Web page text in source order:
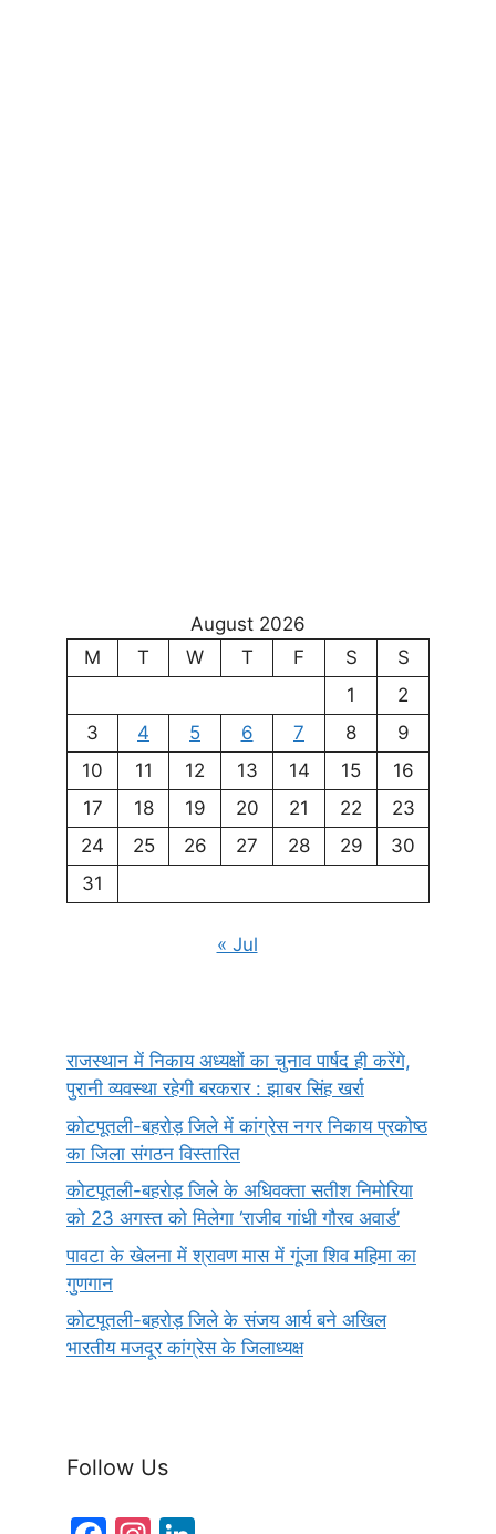
August 2026
M
T W T F S
S
1
2
3
4 5 6 7 8
9
10
11 12 13 14 15
16
17
18 19 20 21 22
23
24
25 26 27 28 29
30
31
« Jul
राजस्थान में निकाय अध्यक्षों का चुनाव पार्षद ही करेंगे,
पुरानी व्यवस्था रहेगी बरकरार : झाबर सिंह खर्रा
कोटपूतली-बहरोड़ जिले में कांग्रेस नगर निकाय प्रकोष्ठ
का जिला संगठन विस्तारित
कोटपूतली-बहरोड़ जिले के अधिवक्ता सतीश निमोरिया
को 23 अगस्त को मिलेगा ‘राजीव गांधी गौरव अवार्ड’
पावटा के खेलना में श्रावण मास में गूंजा शिव महिमा का
गुणगान
कोटपूतली-बहरोड़ जिले के संजय आर्य बने अखिल
भारतीय मजदूर कांग्रेस के जिलाध्यक्ष
Follow Us